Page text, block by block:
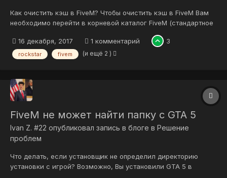
Как очистить кэш в FiveM? Чтобы очистить кэш в FiveM Вам
необходимо перейти в корневой каталог FiveM (стандартное
Application Data\data), удалить папки cache, server-cache и
server-cache-priv.
16 декабря, 2017 1 комментарий 3
rockstar fivem (и ещё 2 )
FiveM не может найти папку с GTA 5
Ivan Z. #22 опубликовал запись в блоге в Решение
проблем
Что делать, если установщик не определил директорию
установки с игрой? Возможно, Вы установили GTA 5 в